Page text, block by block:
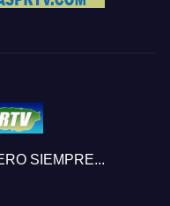
SIEMPRE...